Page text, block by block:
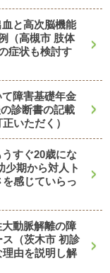
血と高次脳機能
（高槻市 肢体
症状も検討す
て障害基礎年金
診断書の記載
いただく）
うすぐ20歳にな
少期から対人ト
感じていらっ
大動脈解離の障
（茨木市 初診
理由を説明し解